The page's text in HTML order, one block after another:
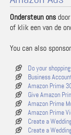
Ondersteun ons
of klik een van de
You can also
Do your
Business
Amazon Prime
Give Amazon
Amazon Prime
Amazon Prime
Create a
Create a